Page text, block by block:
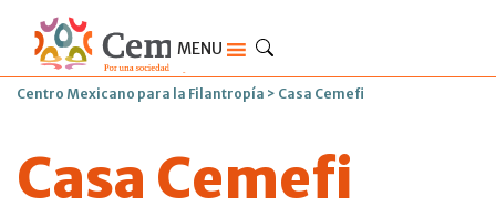
MENU
Centro Mexicano para la Filantropía > Casa Cemefi
Casa Cemefi